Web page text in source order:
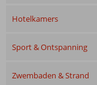
Hotelkamers
Sport & Ontspanning
Zwembaden & Strand